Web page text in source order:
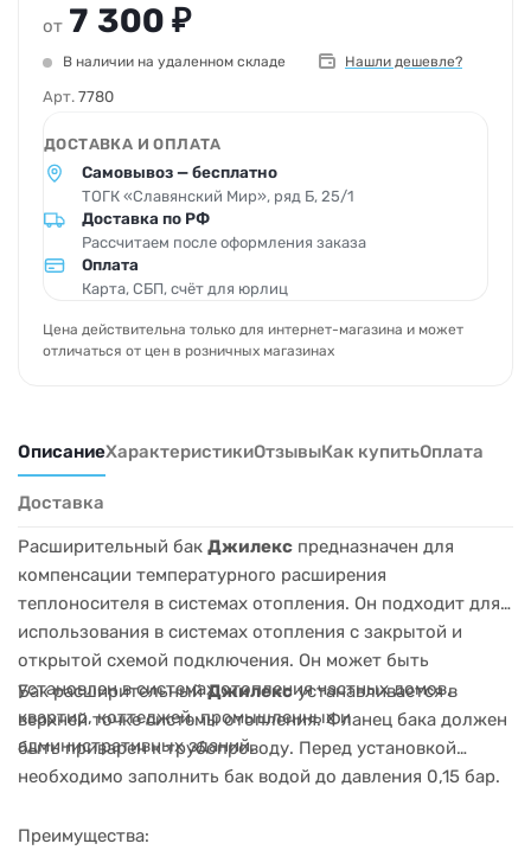
от 7 300 ₽
В наличии на удаленном складе Нашли дешевле?
Арт. 7780
ДОСТАВКА И ОПЛАТА
Самовывоз — бесплатно
ТОГК «Славянский Мир», ряд Б, 25/1
Доставка по РФ
Рассчитаем после оформления заказа
Оплата
Карта, СБП, счёт для юрлиц
Цена действительна только для интернет-магазина и может
отличаться от цен в розничных магазинах
ОписаниеХарактеристикиОтзывыКак купитьОплата
Доставка
Расширительный бак Джилекс предназначен для
компенсации температурного расширения
теплоносителя в системах отопления. Он подходит для
использования в системах отопления с закрытой и
открытой схемой подключения. Он может быть
установлен в системах отопления частных домов,
квартир, коттеджей, промышленных и
административных зданий.
Бак расширительныйДжилексустанавливается в
верхней точке системы отопления. Фланец бака должен
быть приварен к трубопроводу. Перед установкой
необходимо заполнить бак водой до давления 0,15 бар.
Преимущества: